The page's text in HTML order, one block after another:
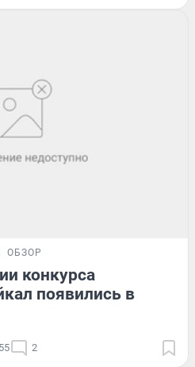
ОБЗОР
конкурса
появились в
2